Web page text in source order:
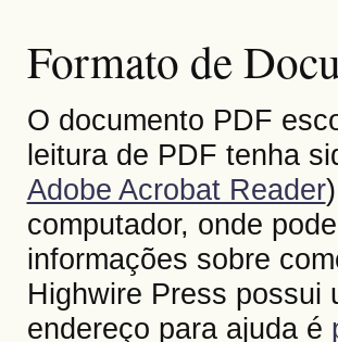
Formato de
O documento PDF
leitura de PDF tenha
Adobe Acrobat Reader
computador, onde
informações sobre
Highwire Press possui
endereço para ajuda é